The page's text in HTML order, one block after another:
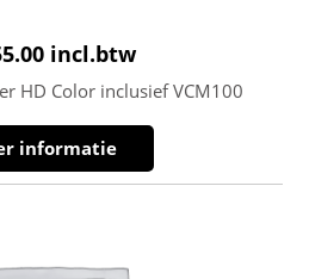
incl.btw
HD Color inclusief VCM100
informatie